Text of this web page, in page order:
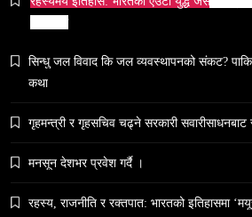
५० लाख’ शुल्कको वास्तविकता:
February 28, 2026
सिन्धु जल विवाद कि जल व्यवस्थापनको संकट?
कथा
गृहमन्त्री र गृहसचिव चढ्ने सरकारी सवारीसाधनबाट
मनसून देशभर प्रवेश गर्दै ।
रहस्य, राजनीति र रक्तपात: भारतको इतिहासमा